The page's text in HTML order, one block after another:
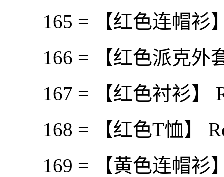
165 = 【红色连帽衫】
166 = 【红色派克外套
167 = 【红色衬衫】
168 = 【红色T恤】
169 = 【黄色连帽衫】